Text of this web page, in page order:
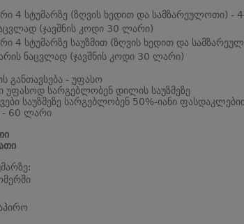
4 სტუმარზე (ზღვის ხედით და სამზარეულოთი) -
(ჯავშნის კოდი 30 ლარი)
4 სტუმარზე საუზმით (ზღვის ხედით და
ნაცვლად (ჯავშნის კოდი 30 ლარი)
განთავსება - უფასო
უფასოდ სარგებლობენ დილის საუზმეზე
საუზმეზე სარგებლობენ 50%-იანი
- 60 ლარი